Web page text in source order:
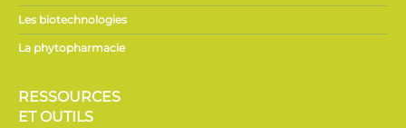
Les biotechnologies
La phytopharmacie
RESSOURCES
ET OUTILS